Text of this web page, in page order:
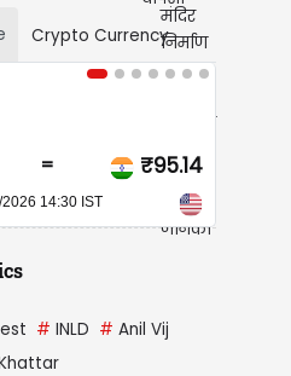
Crypto Currency
CAD $1 =
08/08/2026 14:30 IST
# INLD # Anil Vij